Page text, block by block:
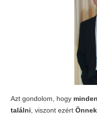
Azt gondolom, hogy
találni, viszont ezért